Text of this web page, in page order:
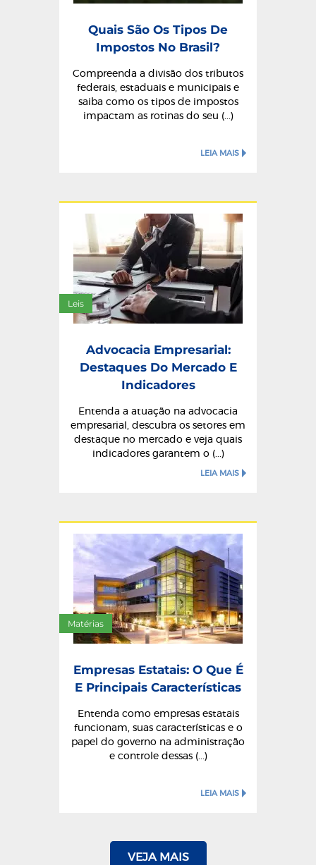
Quais São Os Tipos De
Impostos No Brasil?
Compreenda a divisão dos tributos
federais, estaduais e municipais e
saiba como os tipos de impostos
impactam as rotinas do seu (...)
LEIA MAIS
Leis
Advocacia Empresarial:
Destaques Do Mercado E
Indicadores
Entenda a atuação na advocacia
empresarial, descubra os setores em
destaque no mercado e veja quais
indicadores garantem o (...)
LEIA MAIS
Matérias
Empresas Estatais: O Que É
E Principais Características
Entenda como empresas estatais
funcionam, suas características e o
papel do governo na administração
e controle dessas (...)
LEIA MAIS
VEJA MAIS